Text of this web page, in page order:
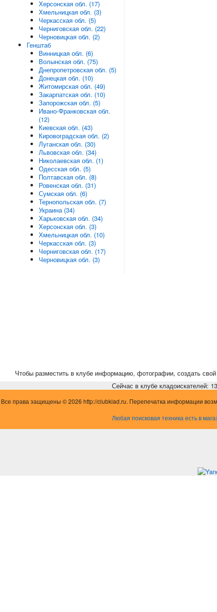
Херсонская обл. (17)
Хмельницкая обл. (3)
Черкасская обл. (5)
Черниговская обл. (22)
Черновицкая обл. (2)
Генштаб
Винницкая обл. (6)
Волынская обл. (75)
Днепропетровская обл. (5)
Донецкая обл. (10)
Житомирская обл. (49)
Закарпатская обл. (10)
Запорожская обл. (5)
Ивано-Франковская обл.
(12)
Киевская обл. (43)
Кировоградская обл. (2)
Луганская обл. (30)
Львовская обл. (34)
Николаевская обл. (1)
Одесская обл. (5)
Полтавская обл. (8)
Ровенская обл. (31)
Сумская обл. (6)
Тернопольская обл. (7)
Украина (34)
Харьковская обл. (34)
Херсонская обл. (3)
Хмельницкая обл. (10)
Черкасская обл. (3)
Черниговская обл. (17)
Черновицкая обл. (3)
Чтобы разместить в клубе информацию, фотографии, создать свой
Сейчас в клубе кладоискателей:
Все права защищены © 2026 http://clubklad.ru. Перепечатка информации
Любая поисковая техника есть в